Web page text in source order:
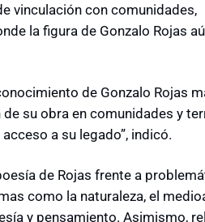
vinculación con comunidades,
la figura de Gonzalo Rojas
de Gonzalo Rojas
su obra en comunidades y
a su legado”, indicó.
de Rojas frente a
como la naturaleza, el
y pensamiento. Asimismo,